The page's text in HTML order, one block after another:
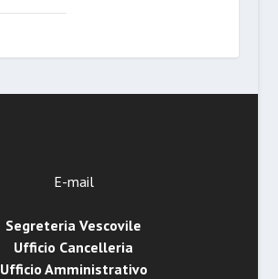
E-mail
Segreteria Vescovile
Ufficio Cancelleria
Ufficio Amministrativo